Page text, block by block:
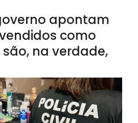
apontam
como
na verdade,